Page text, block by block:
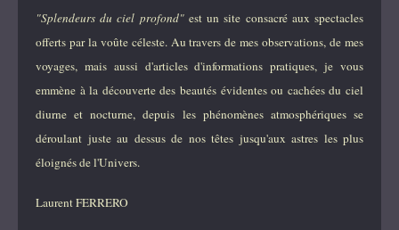
"Splendeurs du ciel profond"est un site consacré aux spectacles
offerts par la voûte céleste. Au travers de mes observations, de mes
voyages, mais aussi d'articles d'informations pratiques, je vous
emmène à la découverte des beautés évidentes ou cachées du ciel
diurne et nocturne, depuis les phénomènes atmosphériques se
déroulant juste au dessus de nos têtes jusqu'aux astres les plus
éloignés de l'Univers.
Laurent FERRERO